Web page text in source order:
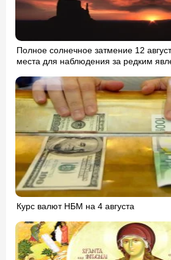
Полное солнечное затмение 12
места для наблюдения за редким
Курс валют НБМ на 4 августа